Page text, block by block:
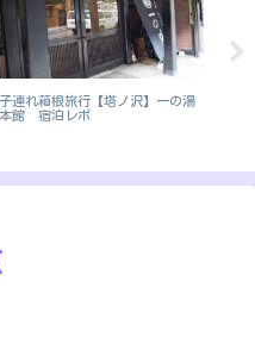
子連れ箱根旅行【塔ノ沢】一の湯
本館 宿泊レポ